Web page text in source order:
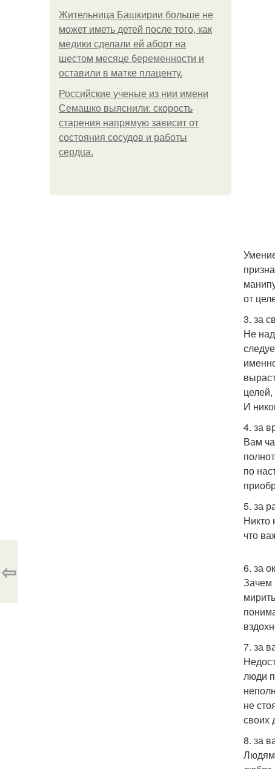
Жительница Башкирии больше не
может иметь детей после того, как
медики сделали ей аборт на
шестом месяце беременности и
оставили в матке плаценту.
Российские ученые из нии имени
Семашко выяснили: скорость
старения напрямую зависит от
состояния сосудов и работы
сердца.
от
3. за
Не
И
4. за
Вам
по
5. за
Никто
что
6. за
Зачем
7. за
люди
не
своих
8. за
Людям
⇦